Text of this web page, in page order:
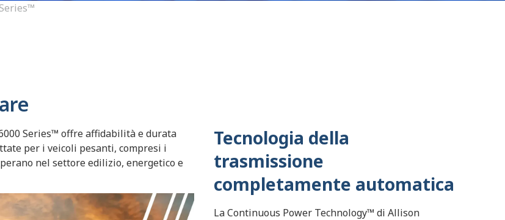
Series™ offre affidabilità e durata
per i veicoli pesanti, compresi i
nel settore edilizio, energetico e
Tecnologia della
trasmissione
completamente automatica
La Continuous Power Technology™ di Allison